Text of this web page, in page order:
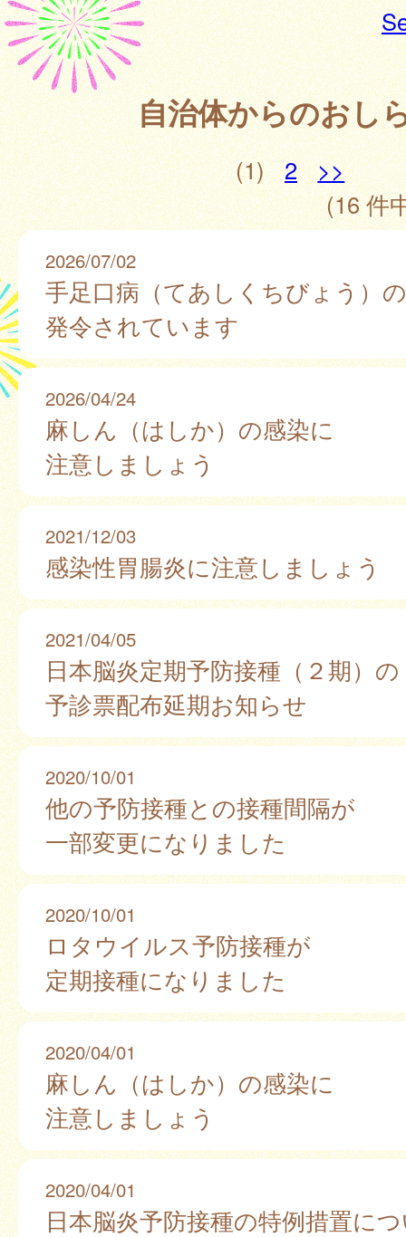
自治体からのおし
(1) 2
>>
(16 件
2026/07/02
手足口病（てあしくちびょう）
発令されています
2026/04/24
麻しん（はしか）の感染に
注意しましょう
2021/12/03
感染性胃腸炎に注意しましょう
2021/04/05
日本脳炎定期予防接種（２期）の
予診票配布延期お知らせ
2020/10/01
他の予防接種との接種間隔が
一部変更になりました
2020/10/01
ロタウイルス予防接種が
定期接種になりました
2020/04/01
麻しん（はしか）の感染に
注意しましょう
2020/04/01
日本脳炎予防接種の特例措置に